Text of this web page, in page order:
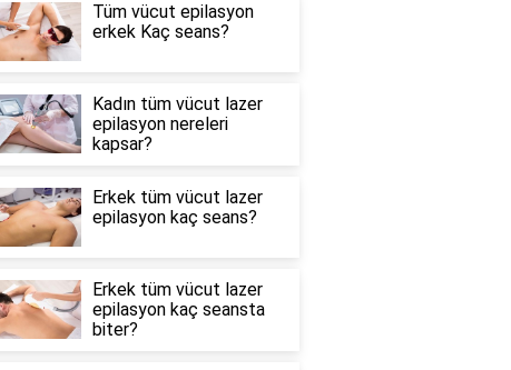
Tüm vücut epilasyon
erkek Kaç seans?
Kadın tüm vücut lazer
epilasyon nereleri
kapsar?
Erkek tüm vücut lazer
epilasyon kaç seans?
Erkek tüm vücut lazer
epilasyon kaç seansta
biter?